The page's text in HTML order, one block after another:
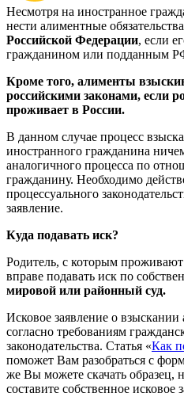
Несмотря на иностранное
нести алиментные обязательства
Российской Федерации, если
гражданином или подданным
Кроме того, алименты
российскими законами, если
проживает в России.
В данном случае процесс
иностранного гражданина
аналогичного процесса по
гражданину. Необходимо
процессуального
заявление.
Куда подавать иск?
Родитель, с которым
вправе подавать иск по
мировой или районный суд.
Исковое заявление о взыскании
согласно требованиям
законодательства. Статья «Как
поможет Вам разобраться с
же Вы можете скачать образец,
составите собственное исковое